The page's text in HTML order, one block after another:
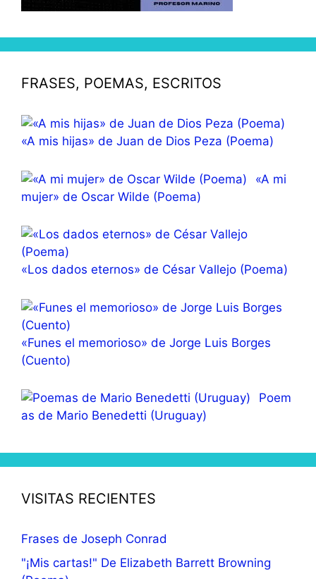
FRASES, POEMAS, ESCRITOS
«A mis hijas» de Juan de Dios Peza (Poema)
«A mi
mujer» de Oscar Wilde (Poema)
«Los dados eternos» de César Vallejo (Poema)
«Funes el memorioso» de Jorge Luis Borges
(Cuento)
Poem
as de Mario Benedetti (Uruguay)
VISITAS RECIENTES
Frases de Joseph Conrad
"¡Mis cartas!" De Elizabeth Barrett Browning